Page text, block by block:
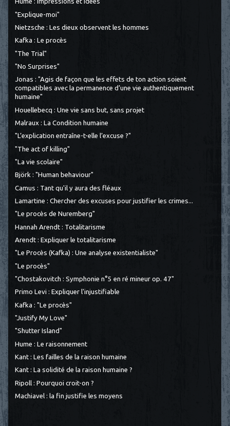
"Explique-moi"
Nietzsche : Les dieux observent les hommes
Kafka : Le procès
"The Trial"
"No Surprises"
Jonas : "Agis de façon que les effets de ton action soient
compatibles avec la permanence d’une vie authentiquement
humaine"
Houellebecq : Une vie sans but, sans projet
Malraux : La Condition humaine
"L’explication entraîne-t-elle l’excuse ?"
"The act of killing"
"La vie scolaire"
Björk : "Human behaviour"
Camus : Tant qu'il y aura des fléaux
Lamartine : Chercher des excuses pour justifier les crimes...
"Le procès de Nuremberg"
Hannah Arendt : Totalitarisme
Arendt : Expliquer le totalitarisme
"Le Procès (Kafka) : Une analyse existentialiste"
"Le procès"
"Chostakovitch : Symphonie n°5 en ré mineur op. 47"
Primo Levi : Expliquer l'injustifiable
Kafka : "Le procès"
"Justify My Love"
"Shutter Island"
Hume : Le raisonnement
Kant : Les failles de la raison humaine
Kant : La solidité de la raison humaine ?
Ripoll : Pourquoi croit-on ?
Machiavel : la fin justifie les moyens